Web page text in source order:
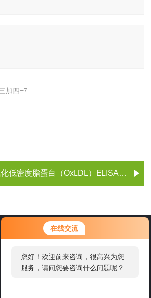
在线交流
您好！欢迎前来咨询，很高兴为您
服务，请问您要咨询什么问题呢？
您好，看您停留很久了，是否找到
了需求产品，您可以直接在线与我
加四=7
密度脂蛋白（OxLDL）ELISA试剂盒
021-60514606
邮箱：sale1@shybsw.net